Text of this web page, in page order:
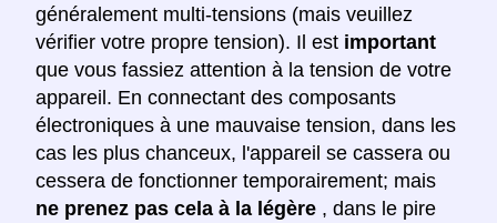
généralement multi-tensions (mais veuillez
vérifier votre propre tension). Il est important
que vous fassiez attention à la tension de votre
appareil. En connectant des composants
électroniques à une mauvaise tension, dans les
cas les plus chanceux, l'appareil se cassera ou
cessera de fonctionner temporairement; mais
ne prenez pas cela à la légère , dans le pire